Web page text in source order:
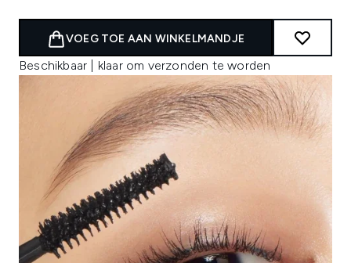
VOEG TOE AAN WINKELMANDJE
Beschikbaar | klaar om verzonden te worden